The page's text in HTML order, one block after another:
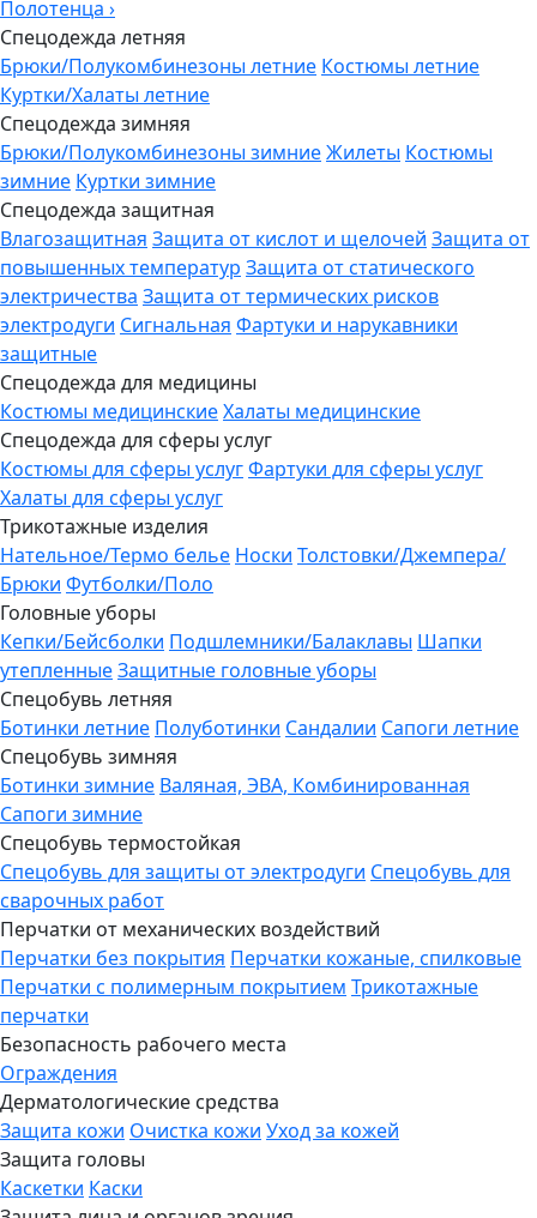
Полотенца ›
Спецодежда летняя
Брюки/Полукомбинезоны летние Костюмы летние
Куртки/Халаты летние
Спецодежда зимняя
Брюки/Полукомбинезоны зимниеЖилеты Костюмы
зимние Куртки зимние
Спецодежда защитная
Влагозащитная Защита от кислот и щелочей Защита от
повышенных температур Защита от статического
электричества Защита от термических рисков
электродуги Сигнальная Фартуки и нарукавники
защитные
Спецодежда для медицины
Костюмы медицинскиеХалаты медицинские
Спецодежда для сферы услуг
Костюмы для сферы услугФартуки для сферы услуг
Халаты для сферы услуг
Трикотажные изделия
Нательное/Термо белье Носки Толстовки/Джемпера/
Брюки Футболки/Поло
Головные уборы
Кепки/Бейсболки Подшлемники/Балаклавы Шапки
утепленныеЗащитные головные уборы
Спецобувь летняя
Ботинки летние Полуботинки Сандалии Сапоги летние
Спецобувь зимняя
Ботинки зимние Валяная, ЭВА, Комбинированная
Сапоги зимние
Спецобувь термостойкая
Спецобувь для защиты от электродуги Спецобувь для
сварочных работ
Перчатки от механических воздействий
Перчатки без покрытия Перчатки кожаные, спилковые
Перчатки с полимерным покрытием Трикотажные
перчатки
Безопасность рабочего места
Ограждения
Дерматологические средства
Защита кожи Очистка кожи Уход за кожей
Защита головы
Каскетки Каски